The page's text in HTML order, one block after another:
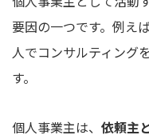
要因の一つです。例え
人でコンサルティング
す。
個人事業主は、 依頼主